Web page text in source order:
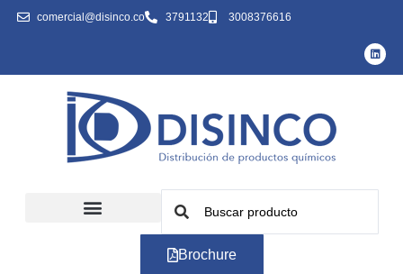
comercial@disinco.co 3791132 3008376616
Brochure